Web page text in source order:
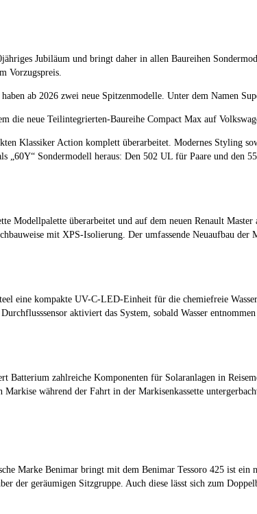
Jubiläum und bringt daher in allen Baureihen
Vorzugspreis.
ab 2026 zwei neue Spitzenmodelle. Unter dem Namen
die neue Teilintegrierten-Baureihe Compact Max auf
Klassiker Action komplett überarbeitet. Modernes
„60Y“ Sondermodell heraus: Den 502 UL für Paare und den
Modellpalette überarbeitet und auf dem neuen Renault
mit XPS-Isolierung. Der umfassende Neuaufbau
eine kompakte UV-C-LED-Einheit für die chemiefreie
aktiviert das System, sobald Wasser entnommen
Batterium zahlreiche Komponenten für Solaranlagen in
während der Fahrt in der Markisenkassette
Marke Benimar bringt mit dem Benimar Tessoro 425 ist
der geräumigen Sitzgruppe. Auch diese lässt sich zum